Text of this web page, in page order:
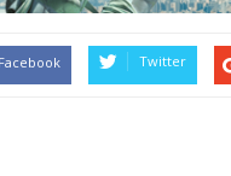
Facebook Twitter